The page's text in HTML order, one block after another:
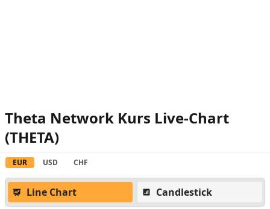
Theta Network Kurs Live-Chart
(THETA)
EUR USD CHF
Line Chart Candlestick